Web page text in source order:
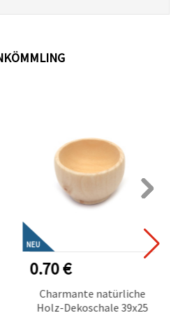
NEU
0.70 €
Charmante natürliche
Holz-Dekoschale 39x25